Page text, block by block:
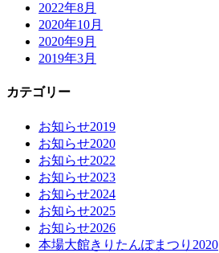
2022年8月
2020年10月
2020年9月
2019年3月
カテゴリー
お知らせ2019
お知らせ2020
お知らせ2022
お知らせ2023
お知らせ2024
お知らせ2025
お知らせ2026
本場大館きりたんぽまつり2020